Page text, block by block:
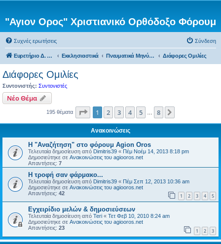
"Αγιον Ορος" Χριστιανικό Ορθόδοξο Φόρουμ
Συχνές ερωτήσεις Σύνδεση
Ευρετήριο Δ. Συζήτησης Εκκλησιαστικά Πνευματικά Μηνύματα Διάφορες Ομιλίες
Διάφορες Ομιλίες
Συντονιστής: Συντονιστές
Νέο Θέμα
195 θέματα Σελίδα από8
1 2 3 4 5 8
Ανακοινώσεις
Η "Αναζήτηση" στο φόρουμ Agion Oros
Τελευταία δημοσίευση από Dimitris39 « Πέμ Νοέμ 14, 2013 8:18 pm
Δημοσιεύτηκε σε Ανακοινώσεις του agiooros.net
Απαντήσεις: 7
H τροφή σαν φάρμακο...
Τελευταία δημοσίευση από Dimitris39 « Πέμ Σεπ 12, 2013 10:36 am
Δημοσιεύτηκε σε Ανακοινώσεις του agiooros.net
Απαντήσεις: 42 1 2 3 4 5
Εγχειρίδιο μελών & δημοσιεύσεων
Τελευταία δημοσίευση από Teri « Τετ Φεβ 10, 2010 8:24 am
Δημοσιεύτηκε σε Ανακοινώσεις του agiooros.net
Απαντήσεις: 23 1 2 3